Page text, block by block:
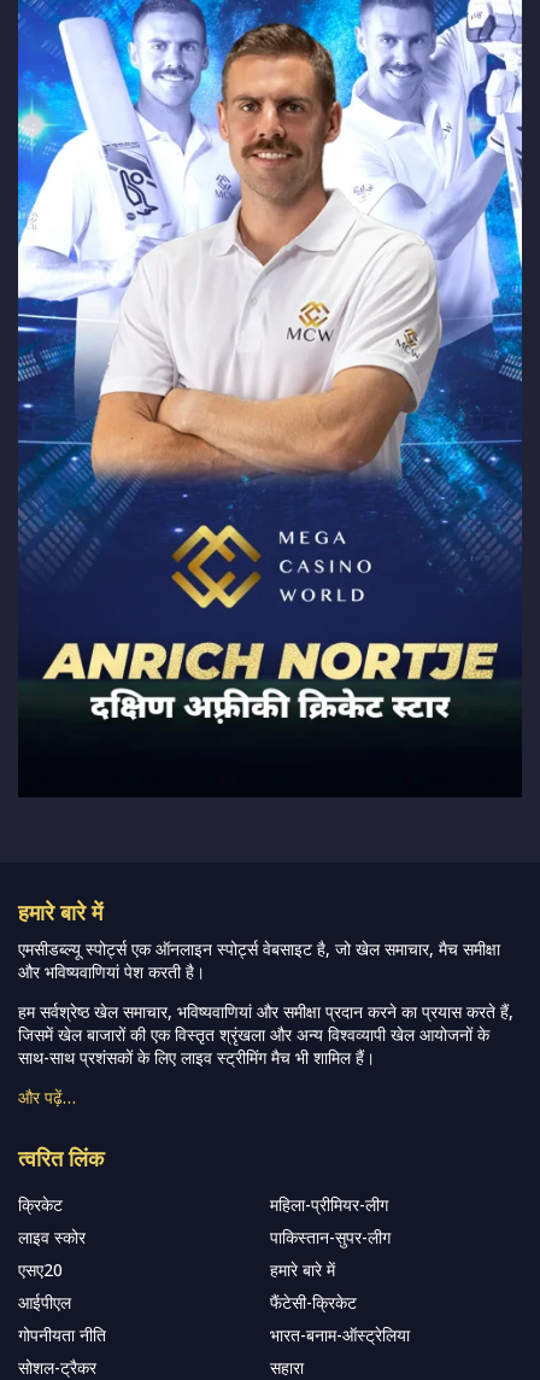
हमारे बारे में
एमसीडब्ल्यू स्पोर्ट्स एक ऑनलाइन स्पोर्ट्स वेबसाइट है, जो खेल समाचार, मैच समीक्षा
और भविष्यवाणियां पेश करती है।
हम सर्वश्रेष्ठ खेल समाचार, भविष्यवाणियां और समीक्षा प्रदान करने का प्रयास करते हैं,
जिसमें खेल बाजारों की एक विस्तृत श्रृंखला और अन्य विश्वव्यापी खेल आयोजनों के
साथ-साथ प्रशंसकों के लिए लाइव स्ट्रीमिंग मैच भी शामिल हैं।
और पढ़ें…
त्वरित लिंक
क्रिकेट
महिला-प्रीमियर-लीग
लाइव स्कोर
पाकिस्तान-सुपर-लीग
एसए20
हमारे बारे में
आईपीएल
फैंटेसी-क्रिकेट
गोपनीयता नीति
भारत-बनाम-ऑस्ट्रेलिया
सोशल-ट्रैकर
सहारा